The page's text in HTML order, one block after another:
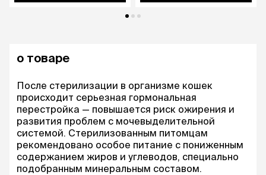
о товаре
После стерилизации в организме кошек
происходит серьезная гормональная
перестройка — повышается риск ожирения и
развития проблем с мочевыделительной
системой. Стерилизованным питомцам
рекомендовано особое питание с пониженным
содержанием жиров и углеводов, специально
подобранным минеральным составом.